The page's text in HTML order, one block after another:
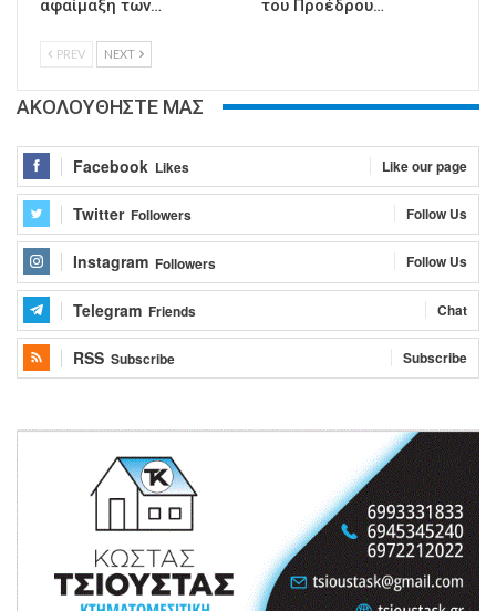
αφαίμαξη των…
του Προέδρου…
PREV NEXT
ΑΚΟΛΟΥΘΗΣΤΕ ΜΑΣ
Facebook Likes Like our page
Twitter Followers Follow Us
Instagram Followers Follow Us
Telegram Friends Chat
RSS Subscribe Subscribe